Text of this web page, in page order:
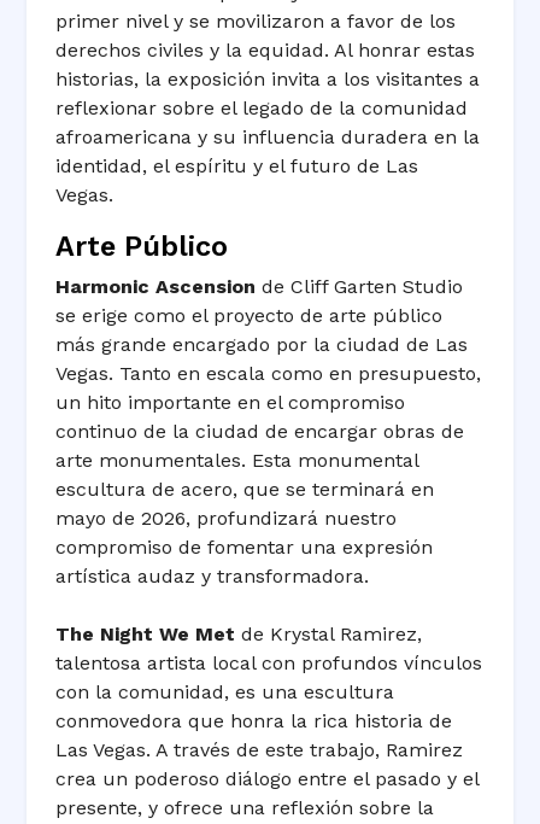
primer nivel y se movilizaron a favor de los
derechos civiles y la equidad. Al honrar estas
historias, la exposición invita a los visitantes a
reflexionar sobre el legado de la comunidad
afroamericana y su influencia duradera en la
identidad, el espíritu y el futuro de Las
Vegas.
Arte Público
Harmonic Ascension de Cliff Garten Studio
se erige como el proyecto de arte público
más grande encargado por la ciudad de Las
Vegas. Tanto en escala como en presupuesto,
un hito importante en el compromiso
continuo de la ciudad de encargar obras de
arte monumentales. Esta monumental
escultura de acero, que se terminará en
mayo de 2026, profundizará nuestro
compromiso de fomentar una expresión
artística audaz y transformadora.
The Night We Met de Krystal Ramirez,
talentosa artista local con profundos vínculos
con la comunidad, es una escultura
conmovedora que honra la rica historia de
Las Vegas. A través de este trabajo, Ramirez
crea un poderoso diálogo entre el pasado y el
presente, y ofrece una reflexión sobre la